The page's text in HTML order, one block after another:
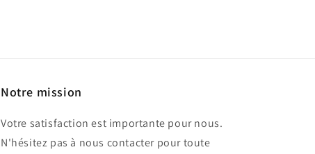
Notre mission
Votre satisfaction est importante pour nous.
N'hésitez pas à nous contacter pour toute